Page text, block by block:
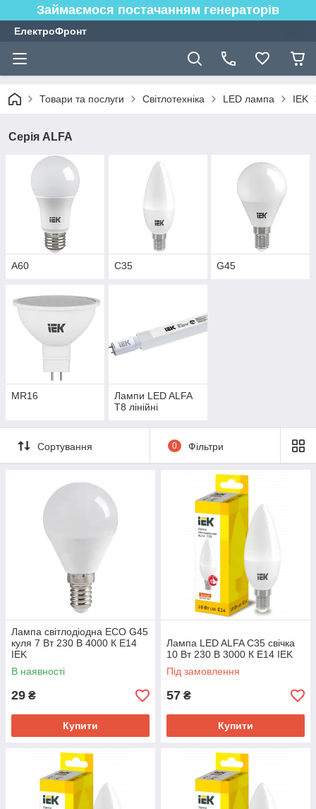
Займаємося постачанням генераторів
ЕлектроФронт
Товари та послуги Світлотехніка LED лампа IEK
Серія ALFA
A60 C35 G45
MR16
Лампи LED ALFA
T8 лінійні
Сортування 0 Фільтри
Лампа світлодіодна ECO G45
куля 7 Вт 230 В 4000 К E14
IEK
В наявності
29 ₴
Купити
Лампа LED ALFA C35 свічка
10 Вт 230 В 3000 К E14 IEK
Під замовлення
57 ₴
Купити